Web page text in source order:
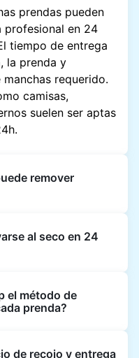
prendas pueden
profesional en 24
tiempo de entrega
la prenda y
requerido.
camisas,
suelen ser aptas
remover
vino, maquillaje,
al seco. Se
de la
al seco en 24
de 24 horas,
vestidos y
telas delicadas,
el método de
prenda?
de recojo y entrega